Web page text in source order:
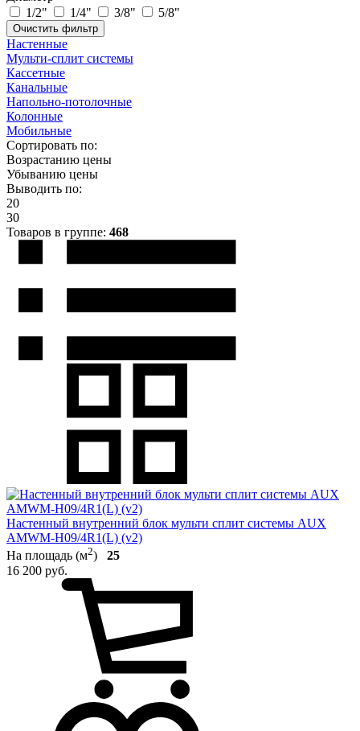
1/2"
1/4" 3/8" 5/8"
Настенные
Мульти-сплит системы
Кассетные
Канальные
Напольно-потолочные
Колонные
Мобильные
Сортировать по:
Возрастанию цены
Убыванию цены
Выводить по:
20
30
Товаров в группе: 468
Настенный внутренний блок мульти сплит системы AUX
AMWM-H09/4R1(L) (v2)
На площадь (м2) 25
16 200 руб.